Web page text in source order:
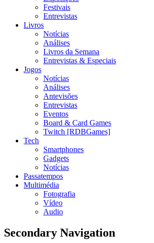
Festivais
Entrevistas
Livros
Notícias
Análises
Livros da Semana
Entrevistas & Especiais
Jogos
Notícias
Análises
Antevisões
Entrevistas
Eventos
Board & Card Games
Twitch [RDBGames]
Tech
Smartphones
Gadgets
Notícias
Passatempos
Multimédia
Fotografia
Vídeo
Audio
Secondary Navigation